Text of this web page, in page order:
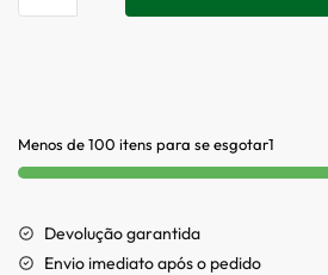
Menos de 100 itens para se esgotar1
Devolução garantida
Envio imediato após o pedido